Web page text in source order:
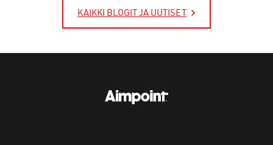
KAIKKI BLOGIT JA UUTISET